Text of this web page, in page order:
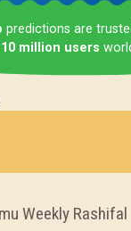
predictions are
million users
Weekly Rashifal